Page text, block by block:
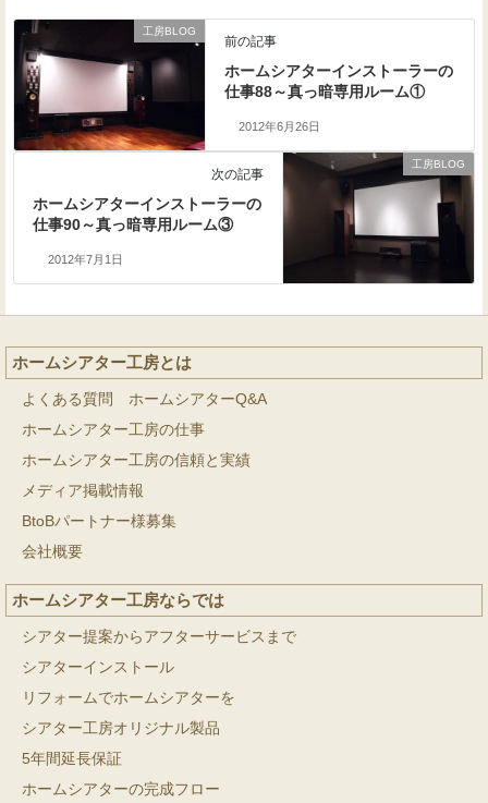
工房BLOG
前の記事
ホームシアターインストーラーの
仕事88～真っ暗専用ルーム①
2012年6月26日
工房BLOG
次の記事
ホームシアターインストーラーの
仕事90～真っ暗専用ルーム③
2012年7月1日
ホームシアター工房とは
よくある質問 ホームシアターQ&A
ホームシアター工房の仕事
ホームシアター工房の信頼と実績
メディア掲載情報
BtoBパートナー様募集
会社概要
ホームシアター工房ならでは
シアター提案からアフターサービスまで
シアターインストール
リフォームでホームシアターを
シアター工房オリジナル製品
5年間延長保証
ホームシアターの完成フロー